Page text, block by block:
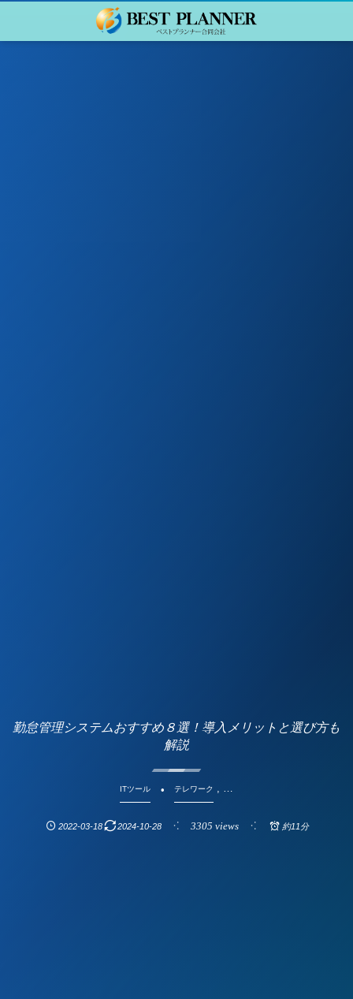
勤怠管理システムおすすめ８選！導入メリットと選び方も
解説
ITツール テレワーク , …
2022-03-18 2024-10-28 3305 views 約11分